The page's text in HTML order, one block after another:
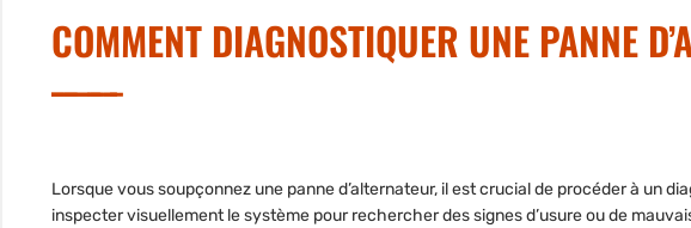
COMMENT DIAGNOSTIQUER UNE PANNE
Lorsque vous soupçonnez une panne d’alternateur, il est crucial de procéder à un
inspecter visuellement le système pour rechercher des signes d’usure ou de